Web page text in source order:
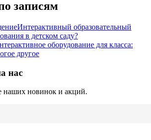
записям
Интерактивный образовательный
в детском саду?
оборудование для класса:
другое
нас
наших новинок и акций.